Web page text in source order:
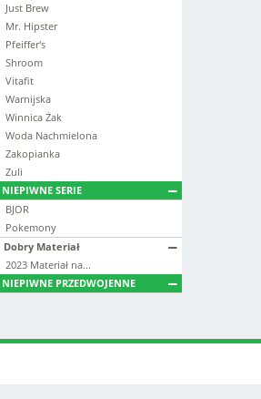
Just Brew
Mr. Hipster
Pfeiffer's
Shroom
Vitafit
Warnijska
Winnica Żak
Woda Nachmielona
Zakopianka
Zuli
NIEPIWNE SERIE
BJOR
Pokemony
Dobry Materiał
2023 Materiał na...
NIEPIWNE PRZEDWOJENNE